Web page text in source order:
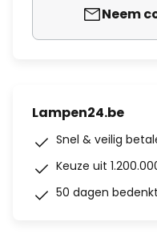
Neem
Lampen24.be
Snel & veilig
Keuze uit
50 dagen